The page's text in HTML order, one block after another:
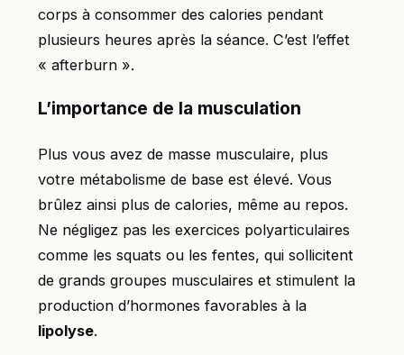
corps à consommer des calories pendant
plusieurs heures après la séance. C’est l’effet
« afterburn ».
L’importance de la musculation
Plus vous avez de masse musculaire, plus
votre métabolisme de base est élevé. Vous
brûlez ainsi plus de calories, même au repos.
Ne négligez pas les exercices polyarticulaires
comme les squats ou les fentes, qui sollicitent
de grands groupes musculaires et stimulent la
production d’hormones favorables à la
lipolyse.